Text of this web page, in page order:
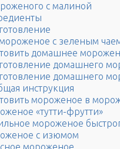
с малиной
с зеленым
домашнее
домашнего
домашнего
инструкция
мороженое в
«тутти-фрутти»
мороженое
с изюмом
мороженое